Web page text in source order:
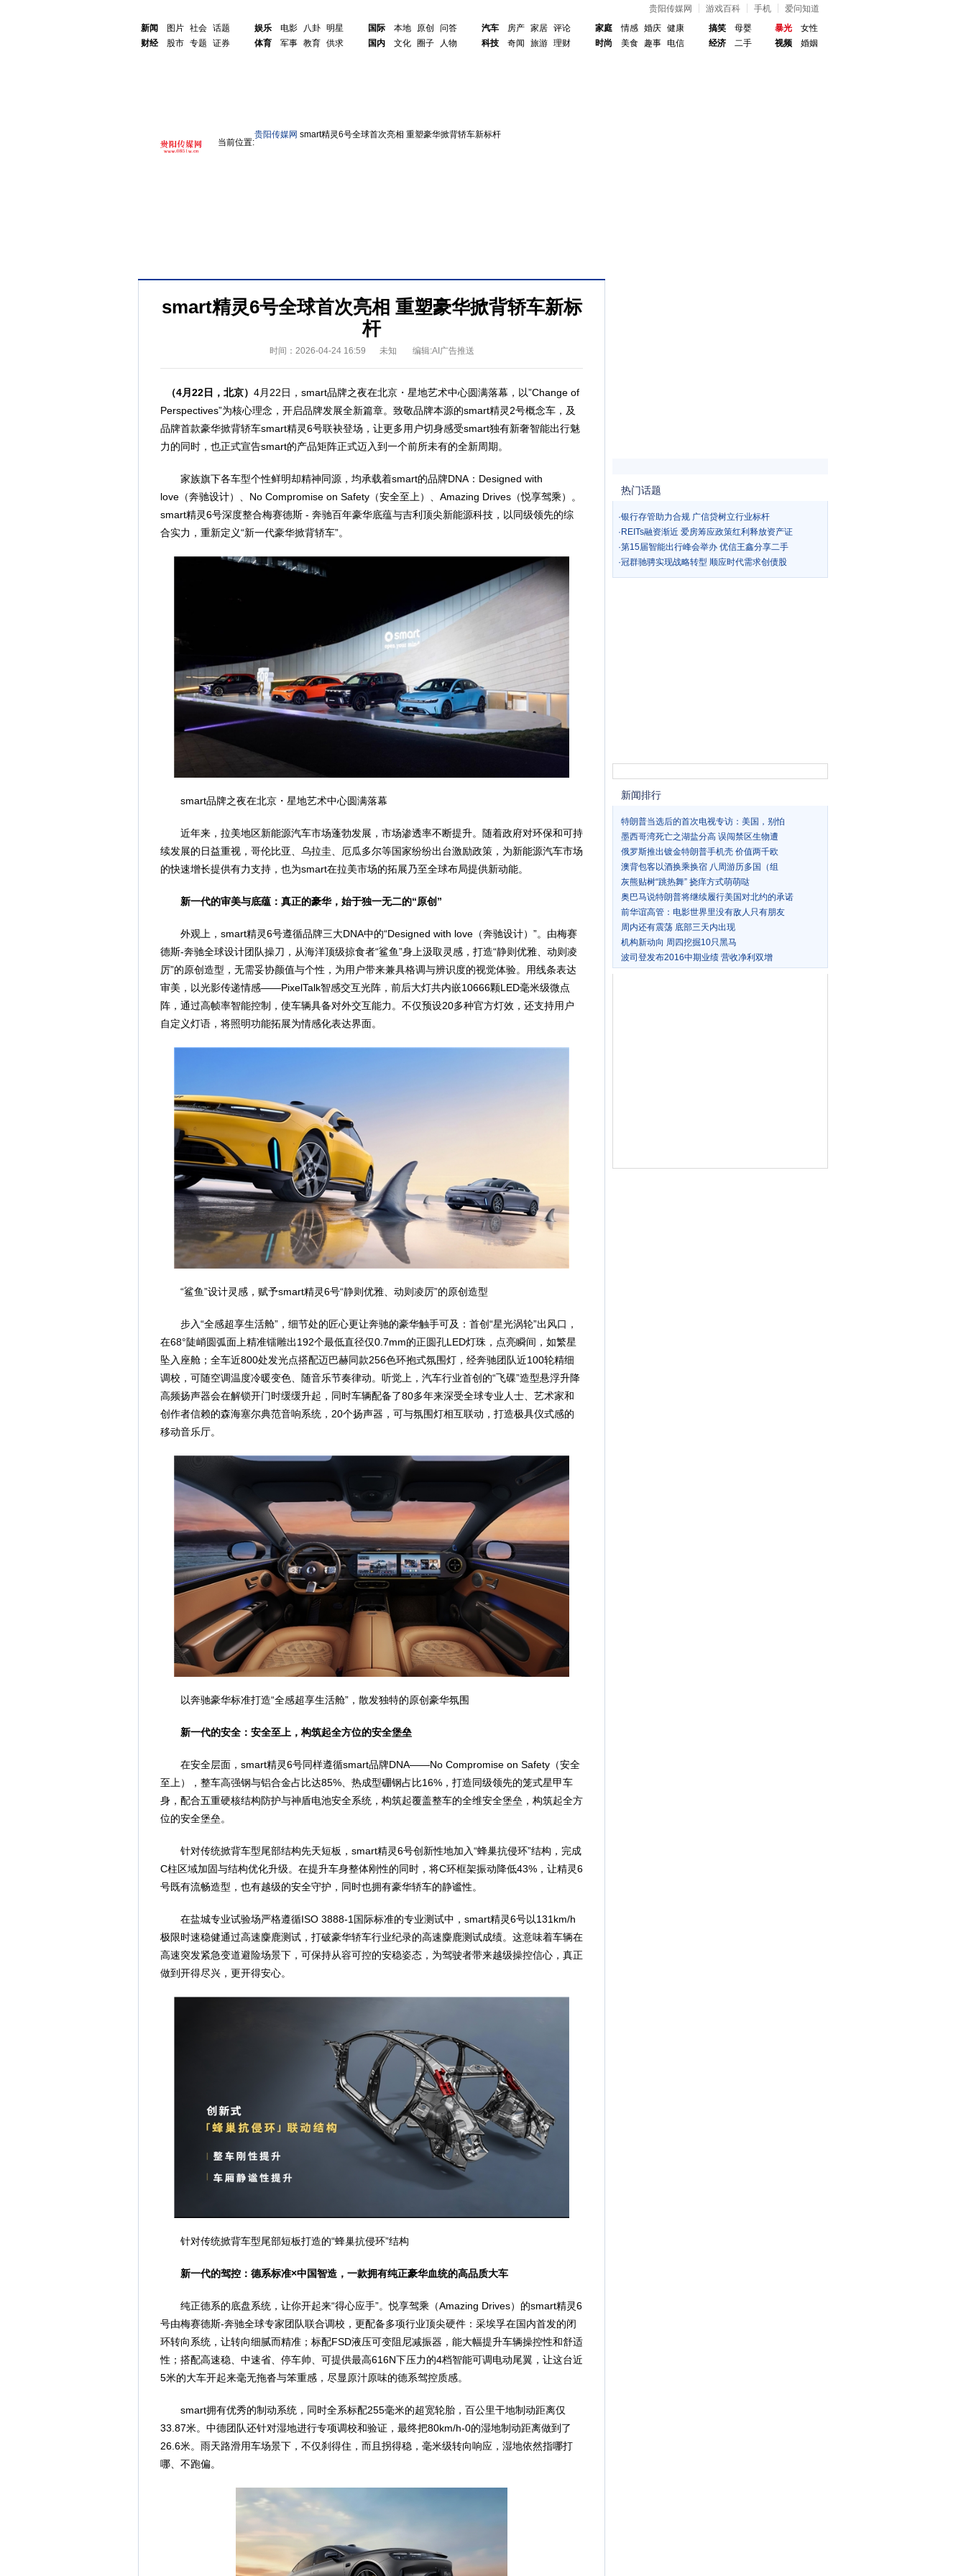
贵阳传媒网 游戏百科 手机
爱问知道
新闻
图片 社会 话题
财经
股市 专题 证券
娱乐 电影 八卦 明星
体育
军事 教育 供求
国际 本地 原创
问答
国内
文化 圈子 人物
汽车 房产 家居 评论
科技
奇闻 旅游 理财
家庭 情感 婚庆 健康
时尚
美食 趣事 电信
搞笑
母婴
经济
二手
暴光
女性
视频
婚姻
当前位置:
贵阳传媒网 smart精灵6号全球首次亮相 重塑豪华掀背轿车新标杆
smart精灵6号全球首次亮相 重塑豪华掀背轿车新标
杆
时间：2026-04-24 16:59 未知 编辑:AI广告推送
（4月 22日，北京） 4月22日，smart品牌之夜在北京・星地艺术中心圆满落幕，以”Change of
Perspectives”为核心理念，开启品牌发展全新篇章。致敬品牌本源的smart精灵2号概念车，及
品牌首款豪华掀背轿车smart精灵6号联袂登场，让更多用户切身感受smart独有新奢智能出行魅
力的同时，也正式宣告smart的产品矩阵正式迈入到一个前所未有的全新周期。
家族旗下各车型个性鲜明却精神同源，均承载着smart的品牌DNA：Designed with
love（奔驰设计）、No Compromise on Safety（安全至上）、Amazing Drives（悦享驾乘）。
smart精灵6号深度整合梅赛德斯 - 奔驰百年豪华底蕴与吉利顶尖新能源科技，以同级领先的综
合实力，重新定义“新一代豪华掀背轿车”。
smart品牌之夜在北京・星地艺术中心圆满落幕
近年来，拉美地区新能源汽车市场蓬勃发展，市场渗透率不断提升。随着政府对环保和可持
续发展的日益重视，哥伦比亚、乌拉圭、厄瓜多尔等国家纷纷出台激励政策，为新能源汽车市场
的快速增长提供有力支持，也为smart在拉美市场的拓展乃至全球布局提供新动能。
新一代的审美与底蕴：真正的豪华，始于独一无二的“原创 ”
外观上，smart精灵6号遵循品牌三大DNA中的“Designed with love（奔驰设计）”。由梅赛
德斯-奔驰全球设计团队操刀，从海洋顶级掠食者“鲨鱼”身上汲取灵感，打造“静则优雅、动则凌
厉”的原创造型，无需妥协颜值与个性，为用户带来兼具格调与辨识度的视觉体验。用线条表达
审美，以光影传递情感——PixelTalk智感交互光阵，前后大灯共内嵌10666颗LED毫米级微点
阵，通过高帧率智能控制，使车辆具备对外交互能力。不仅预设20多种官方灯效，还支持用户
自定义灯语，将照明功能拓展为情感化表达界面。
“鲨鱼”设计灵感，赋予smart精灵6号“静则优雅、动则凌厉”的原创造型
步入“全感超享生活舱”，细节处的匠心更让奔驰的豪华触手可及：首创“星光涡轮”出风口，
在68°陡峭圆弧面上精准镭雕出192个最低直径仅0.7mm的正圆孔LED灯珠，点亮瞬间，如繁星
坠入座舱；全车近800处发光点搭配迈巴赫同款256色环抱式氛围灯，经奔驰团队近100轮精细
调校，可随空调温度冷暖变色、随音乐节奏律动。听觉上，汽车行业首创的“飞碟”造型悬浮升降
高频扬声器会在解锁开门时缓缓升起，同时车辆配备了80多年来深受全球专业人士、艺术家和
创作者信赖的森海塞尔典范音响系统，20个扬声器，可与氛围灯相互联动，打造极具仪式感的
移动音乐厅。
以奔驰豪华标准打造“全感超享生活舱”，散发独特的原创豪华氛围
新一代的安全：安全至上，构筑起全方位的安全堡垒
在安全层面，smart精灵6号同样遵循smart品牌DNA——No Compromise on Safety（安全
至上），整车高强钢与铝合金占比达85%、热成型硼钢占比16%，打造同级领先的笼式星甲车
身，配合五重硬核结构防护与神盾电池安全系统，构筑起覆盖整车的全维安全堡垒，构筑起全方
位的安全堡垒。
针对传统掀背车型尾部结构先天短板，smart精灵6号创新性地加入“蜂巢抗侵环”结构，完成
C柱区域加固与结构优化升级。在提升车身整体刚性的同时，将C环框架振动降低43%，让精灵6
号既有流畅造型，也有越级的安全守护，同时也拥有豪华轿车的静谧性。
在盐城专业试验场严格遵循ISO 3888-1国际标准的专业测试中，smart精灵6号以131km/h
极限时速稳健通过高速麋鹿测试，打破豪华轿车行业纪录的高速麋鹿测试成绩。这意味着车辆在
高速突发紧急变道避险场景下，可保持从容可控的安稳姿态，为驾驶者带来越级操控信心，真正
做到开得尽兴，更开得安心。
针对传统掀背车型尾部短板打造的“蜂巢抗侵环”结构
新一代的驾控：德系标准×中国智造，一款拥有纯正豪华血统的高品质大车
纯正德系的底盘系统，让你开起来“得心应手”。悦享驾乘（Amazing Drives）的smart精灵6
号由梅赛德斯-奔驰全球专家团队联合调校，更配备多项行业顶尖硬件：采埃孚在国内首发的闭
环转向系统，让转向细腻而精准；标配FSD液压可变阻尼减振器，能大幅提升车辆操控性和舒适
性；搭配高速稳、中速省、停车帅、可提供最高616N下压力的4档智能可调电动尾翼，让这台近
5米的大车开起来毫无拖沓与笨重感，尽显原汁原味的德系驾控质感。
smart拥有优秀的制动系统，同时全系标配255毫米的超宽轮胎，百公里干地制动距离仅
33.87米。中德团队还针对湿地进行专项调校和验证，最终把80km/h-0的湿地制动距离做到了
26.6米。雨天路滑用车场景下，不仅刹得住，而且拐得稳，毫米级转向响应，湿地依然指哪打
哪、不跑偏。
热门话题
·银行存管助力合规 广信贷树立行业标杆
· REITs融资渐近 爱房筹应政策红利释放资产证
·第15届智能出行峰会举办 优信王鑫分享二手
·冠群驰骋实现战略转型 顺应时代需求创债股
新闻排行
特朗普当选后的首次电视专访：美国，别怕
墨西哥湾死亡之湖盐分高 误闯禁区生物遭
俄罗斯推出镀金特朗普手机壳 价值两千欧
澳背包客以酒换乘换宿 八周游历多国（组
灰熊贴树“跳热舞” 挠痒方式萌萌哒
奥巴马说特朗普将继续履行美国对北约的承诺
前华谊高管：电影世界里没有敌人只有朋友
周内还有震荡 底部三天内出现
机构新动向 周四挖掘10只黑马
波司登发布2016中期业绩 营收净利双增